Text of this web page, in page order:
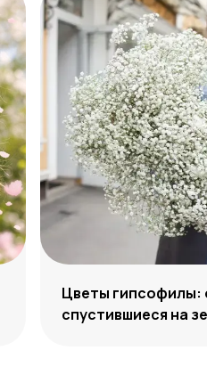
Цветы гипсофилы:
спустившиеся на